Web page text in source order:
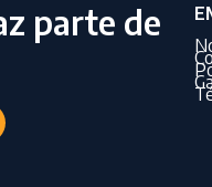
parte de